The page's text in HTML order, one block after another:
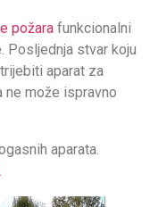
požara funkcionalni
Posljednja stvar koju
aparat za
ne može ispravno
aparata.
.